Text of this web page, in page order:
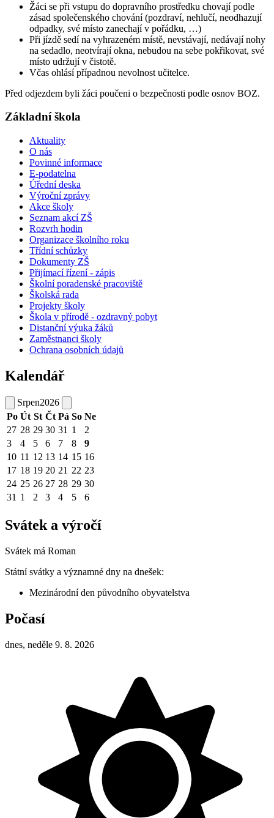
Žáci se při vstupu do dopravního prostředku chovají podle
zásad společenského chování (pozdraví, nehlučí, neodhazují
odpadky, své místo zanechají v pořádku, …)
Při jízdě sedí na vyhrazeném místě, nevstávají, nedávají nohy
na sedadlo, neotvírají okna, nebudou na sebe pokřikovat, své
místo udržují v čistotě.
Včas ohlásí případnou nevolnost učitelce.
Před odjezdem byli žáci poučeni o bezpečnosti podle osnov BOZ.
Základní škola
Aktuality
O nás
Povinné informace
E-podatelna
Úřední deska
Výroční zprávy
Akce školy
Seznam akcí ZŠ
Rozvrh hodin
Organizace školního roku
Třídní schůzky
Dokumenty ZŠ
Přijímací řízení - zápis
Školní poradenské pracoviště
Školská rada
Projekty školy
Škola v přírodě - ozdravný pobyt
Distanční výuka žáků
Zaměstnanci školy
Ochrana osobních údajů
Kalendář
Srpen2026
Po Út St Čt Pá So Ne
27 28 29 30 31 1
2
3
4 5 6 7 8
9
10 11 12 13 14 15 16
17 18 19 20 21 22 23
24 25 26 27 28 29 30
31 1 2 3 4 5 6
Svátek a výročí
Svátek má Roman
Státní svátky a významné dny na dnešek:
Mezinárodní den původního obyvatelstva
Počasí
dnes, neděle 9. 8. 2026